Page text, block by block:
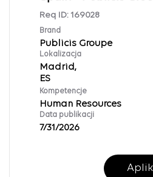
Req ID: 169028
Brand
Publicis Groupe
Lokalizacja
Madrid,
Kompetencje
Human Resources
Data publikacji
7/31/2026